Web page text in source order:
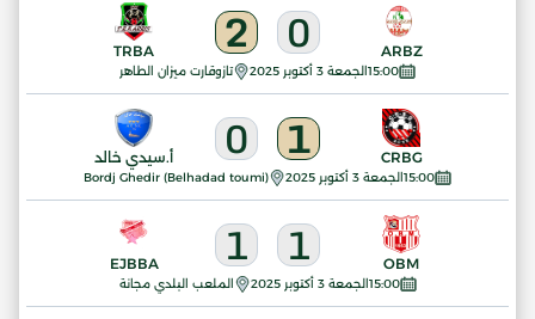
15:00الجمعة 3 أكتوبر 2025 تازوقارت ميزان الطاهر
ARBZ
0
2
TRBA
15:00الجمعة 3 أكتوبر 2025 Bordj Ghedir (Belhadad toumi)
CRBG
1
0 أ.سيدي خالد
15:00الجمعة 3 أكتوبر 2025 الملعب البلدي مجانة
OBM
1
1
EJBBA